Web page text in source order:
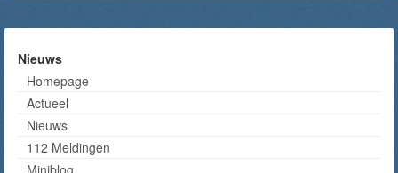
Nieuws
Homepage
Actueel
Nieuws
112 Meldingen
Miniblog